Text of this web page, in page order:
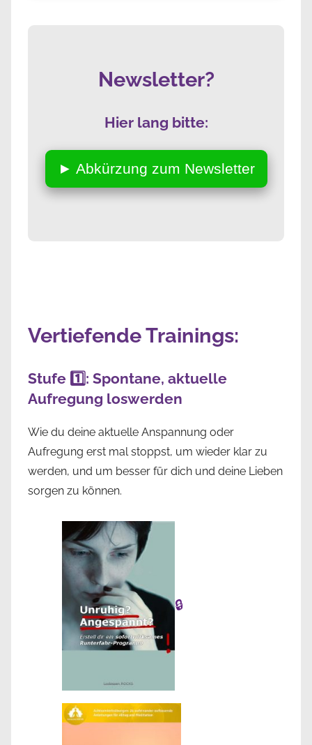
Newsletter?
Hier lang bitte:
► Abkürzung zum Newsletter
Vertiefende Trainings:
Stufe 1️⃣: Spontane, aktuelle
Aufregung loswerden
Wie du deine aktuelle Anspannung oder
Aufregung erst mal stoppst, um wieder klar zu
werden, und um besser für dich und deine Lieben
sorgen zu können.
🔒